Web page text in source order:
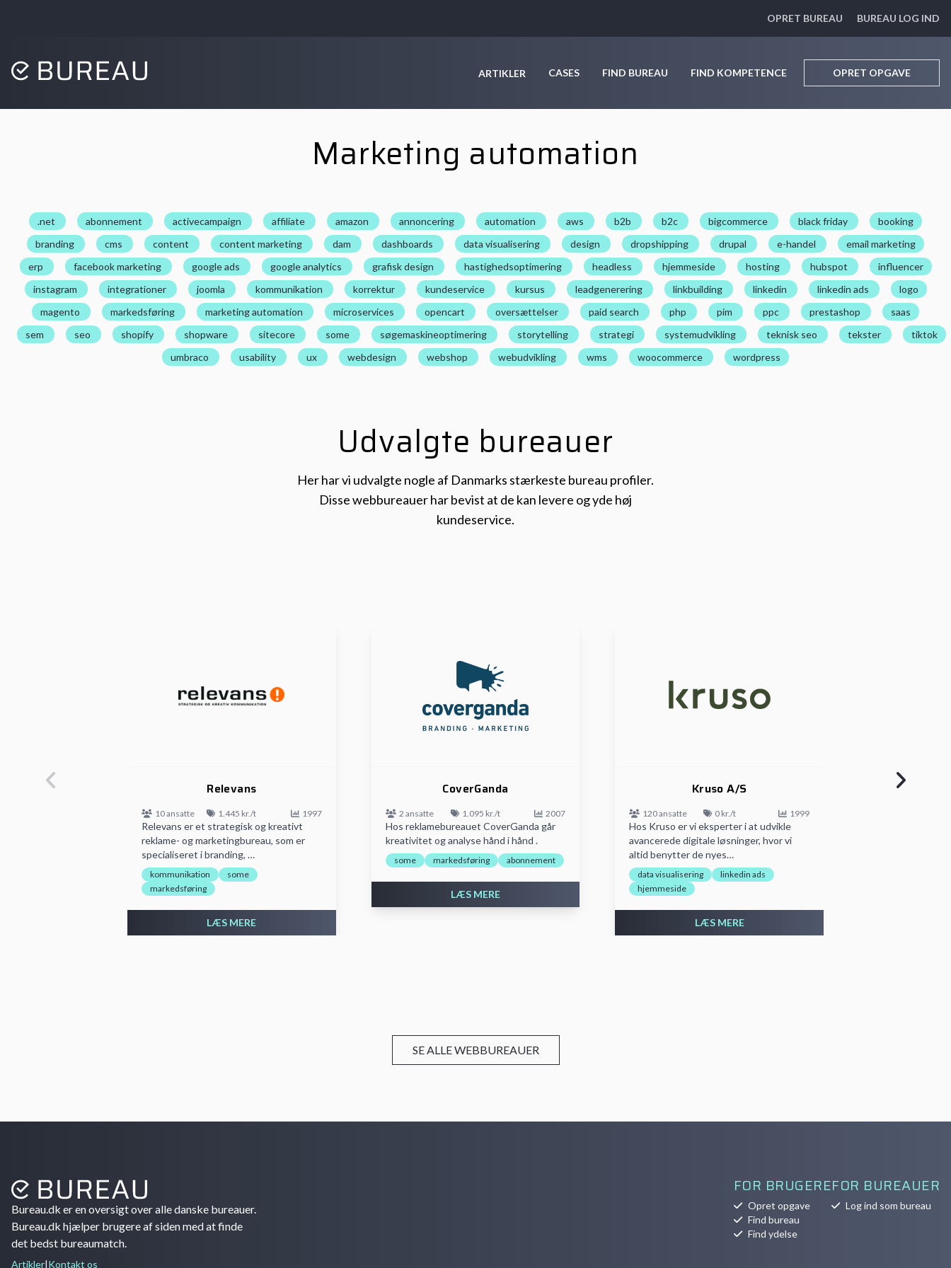
OPRET BUREAU BUREAU LOG IND
ARTIKLER CASES FIND BUREAU FIND KOMPETENCE OPRET OPGAVE
Marketing automation
.net abonnement activecampaign affiliate amazon annoncering automation aws b2b b2c bigcommerce black friday
booking
branding
cms content content marketing dam dashboards data visualisering design dropshipping drupal e-handel
email marketing
erp
facebook marketing google ads google analytics grafisk design hastighedsoptimering headless hjemmeside hosting hubspot
influencer
instagram
integrationer joomla kommunikation korrektur kundeservice kursus leadgenerering linkbuilding linkedin linkedin ads
logo
magento
markedsføring marketing automation microservices opencart oversættelser paid search php pim ppc prestashop
saas
sem
seo shopify shopware sitecore some søgemaskineoptimering storytelling strategi systemudvikling teknisk seo tekster
tiktok
umbraco
usability ux webdesign webshop webudvikling wms woocommerce wordpress
Udvalgte bureauer
Her har vi udvalgte nogle af Danmarks stærkeste bureau profiler.
Disse webbureauer har bevist at de kan levere og yde høj
kundeservice.
Relevans
10 ansatte 1.445 kr./t 1997
Relevans er et strategisk og kreativt
reklame- og marketingbureau, som er
specialiseret i branding, …
kommunikation
some
markedsføring
LÆS MERE
CoverGanda
2 ansatte 1.095 kr./t 2007
Hos reklamebureauet CoverGanda går
kreativitet og analyse hånd i hånd .
some markedsføring abonnement
LÆS MERE
Kruso A/S
120 ansatte 0 kr./t 1999
Hos Kruso er vi eksperter i at udvikle
avancerede digitale løsninger, hvor vi
altid benytter de nyes…
data visualisering
linkedin ads
hjemmeside
LÆS MERE
SE ALLE WEBBUREAUER
Bureau.dk er en oversigt over alle danske bureauer.
Bureau.dk hjælper brugere af siden med at finde
det bedst bureaumatch.
Artikler|Kontakt os
FOR BRUGERE
Opret opgave
Find bureau
Find ydelse
FOR BUREAUER
Log ind som bureau